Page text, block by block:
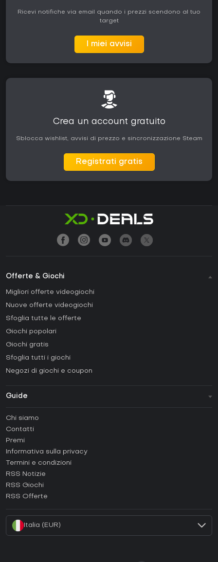
Ricevi notifiche via email quando i prezzi scendono al tuo
target
I miei avvisi
Crea un account gratuito
Sblocca wishlist, avvisi di prezzo e sincronizzazione Steam
Registrati gratis
Offerte & Giochi
Migliori offerte videogiochi
Nuove offerte videogiochi
Sfoglia tutte le offerte
Giochi popolari
Giochi gratis
Sfoglia tutti i giochi
Negozi di giochi e coupon
Guide
Come attivare una Steam CD Key?
Come attivare una Epic Games CD Key?
Come attivare una GOG CD Key?
Come attivare una Ubisoft Connect CD Key?
Chi siamo
Contatti
Premi
Informativa sulla privacy
Termini e condizioni
RSS Notizie
RSS Giochi
RSS Offerte
Italia (EUR)